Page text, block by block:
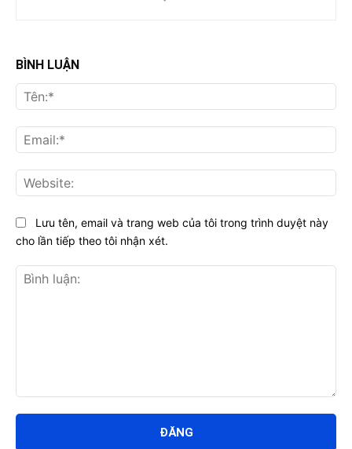
BÌNH LUẬN
luận:
Lưu tên, email và trang web của tôi trong trình duyệt này
cho lần tiếp theo tôi nhận xét.